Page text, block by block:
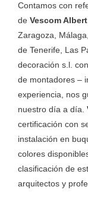
Contamos con
de Vescom Albert
Zaragoza,
de Tenerife, Las
decoración s.l.
de montadores –
experiencia, nos
nuestro día a día.
certificación con
instalación en
colores
clasificación de
arquitectos y